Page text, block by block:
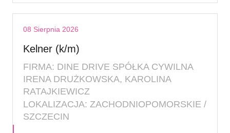
08 Sierpnia 2026
Kelner (k/m)
FIRMA: DINE DRIVE SPÓŁKA CYWILNA
IRENA DRUŻKOWSKA, KAROLINA
RATAJKIEWICZ
LOKALIZACJA: ZACHODNIOPOMORSKIE /
SZCZECIN